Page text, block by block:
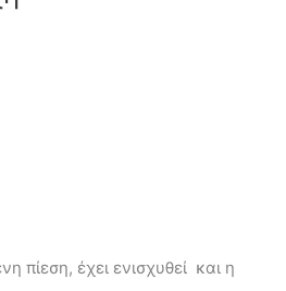
πίεση, έχει ενισχυθεί και η